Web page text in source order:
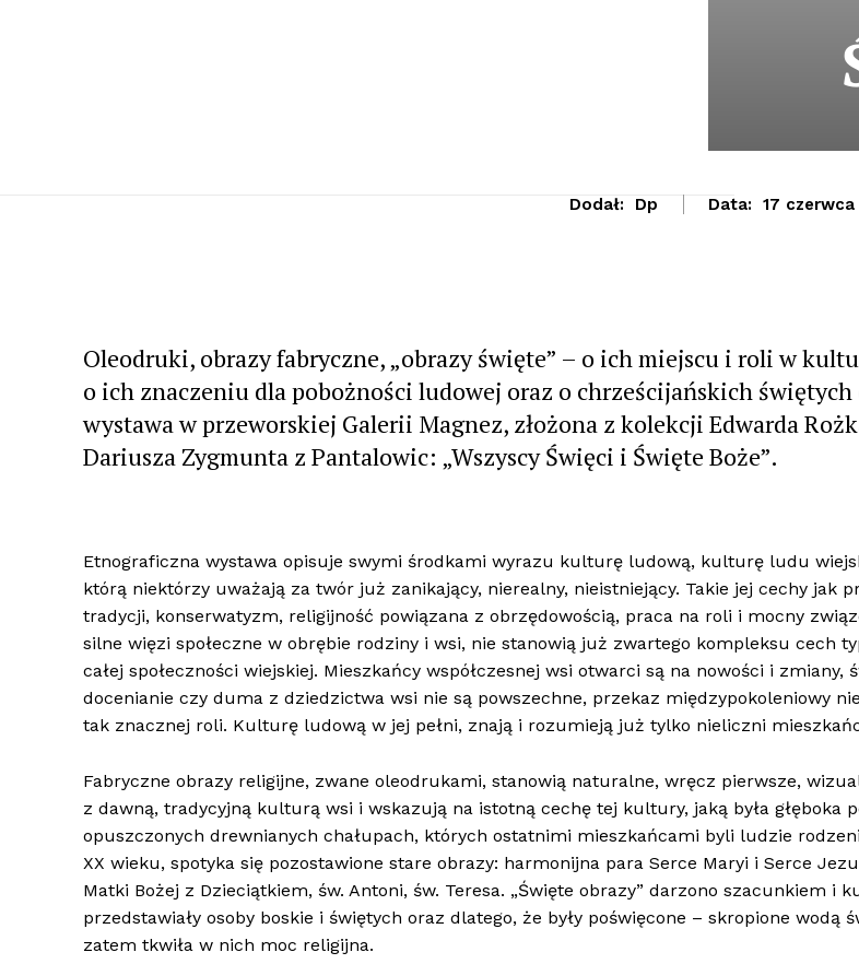
Dodał: Dp Data: 17 czerwca
Oleodruki, obrazy fabryczne, „obrazy święte” – o ich miejscu i roli w
o ich znaczeniu dla pobożności ludowej oraz o chrześcijańskich
wystawa w przeworskiej Galerii Magnez, złożona z kolekcji Edwarda
Dariusza Zygmunta z Pantalowic: „Wszyscy Święci i Święte Boże”.
Etnograficzna wystawa opisuje swymi środkami wyrazu kulturę ludową, kulturę ludu
którą niektórzy uważają za twór już zanikający, nierealny, nieistniejący. Takie jej cechy jak
tradycji, konserwatyzm, religijność powiązana z obrzędowością, praca na roli i mocny
silne więzi społeczne w obrębie rodziny i wsi, nie stanowią już zwartego kompleksu cech
całej społeczności wiejskiej. Mieszkańcy współczesnej wsi otwarci są na nowości i zmiany,
docenianie czy duma z dziedzictwa wsi nie są powszechne, przekaz międzypokoleniowy
tak znacznej roli. Kulturę ludową w jej pełni, znają i rozumieją już tylko nieliczni
Fabryczne obrazy religijne, zwane oleodrukami, stanowią naturalne, wręcz pierwsze,
z dawną, tradycyjną kulturą wsi i wskazują na istotną cechę tej kultury, jaką była głęboka
opuszczonych drewnianych chałupach, których ostatnimi mieszkańcami byli ludzie rodzeni
XX wieku, spotyka się pozostawione stare obrazy: harmonijna para Serce Maryi i Serce
Matki Bożej z Dzieciątkiem, św. Antoni, św. Teresa. „Święte obrazy” darzono szacunkiem i
przedstawiały osoby boskie i świętych oraz dlatego, że były poświęcone – skropione wodą
zatem tkwiła w nich moc religijna.